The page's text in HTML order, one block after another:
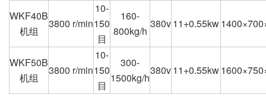
WKF40B
机组
3800 r/min
10-
150
目
160-
800kg/h
380v11+0.55kw
WKF50B
机组
3800 r/min
10-
150
目
300-
1500kg/h
380v11+0.55kw